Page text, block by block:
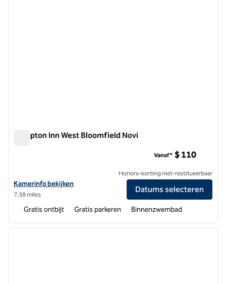
Hampton Inn West Bloomfield Novi
Bekijk hoteldetails voor Hampton Inn West Bloomfield Novi
Kamerinfo bekijken
7,38 miles
Vanaf* $ 110
Honors-korting niet-restitueerbaar
Datums selecteren
Gratis ontbijt Gratis parkeren Binnenzwembad
1 van 12